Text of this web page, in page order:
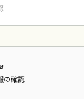
の確認